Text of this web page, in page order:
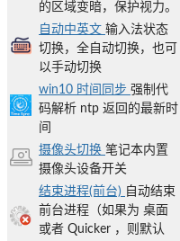
的区域变暗，保护视力。
自动中英文 输入法状态
切换，全自动切换，也可
以手动切换
win10 时间同步 强制代
码解析 ntp 返回的最新时
间
摄像头切换 笔记本内置
摄像头设备开关
结束进程(前台) 自动结束
前台进程（如果为 桌面
或者 Quicker ，则默认